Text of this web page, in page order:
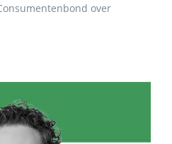
over